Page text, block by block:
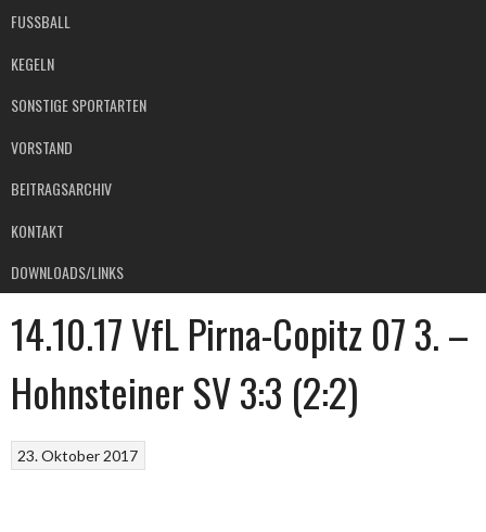
FUSSBALL
KEGELN
SONSTIGE SPORTARTEN
VORSTAND
BEITRAGSARCHIV
KONTAKT
DOWNLOADS/LINKS
14.10.17 VfL Pirna-Copitz 07 3. –
Hohnsteiner SV 3:3 (2:2)
23. Oktober 2017